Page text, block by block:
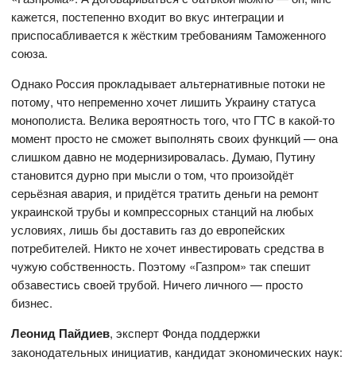
кажется, постепенно входит во вкус интеграции и
приспосабливается к жёстким требованиям Таможенного
союза.
Однако Россия прокладывает альтернативные потоки не
потому, что непременно хочет лишить Украину статуса
монополиста. Велика вероятность того, что ГТС в какой-то
момент просто не сможет выполнять своих функций — она
слишком давно не модернизировалась. Думаю, Путину
становится дурно при мысли о том, что произойдёт
серьёзная авария, и придётся тратить деньги на ремонт
украинской трубы и компрессорных станций на любых
условиях, лишь бы доставить газ до европейских
потребителей. Никто не хочет инвестировать средства в
чужую собственность. Поэтому «Газпром» так спешит
обзавестись своей трубой. Ничего личного — просто
бизнес.
Леонид Пайдиев, эксперт Фонда поддержки
законодательных инициатив, кандидат экономических наук: